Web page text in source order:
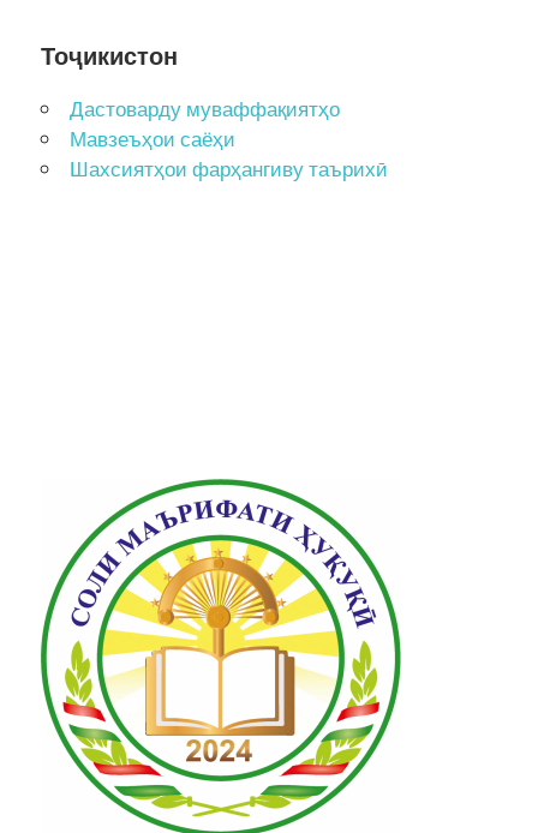
Тоҷикистон
Дастоварду муваффақиятҳо
Мавзеъҳои саёҳи
Шахсиятҳои фарҳангиву таърихӣ